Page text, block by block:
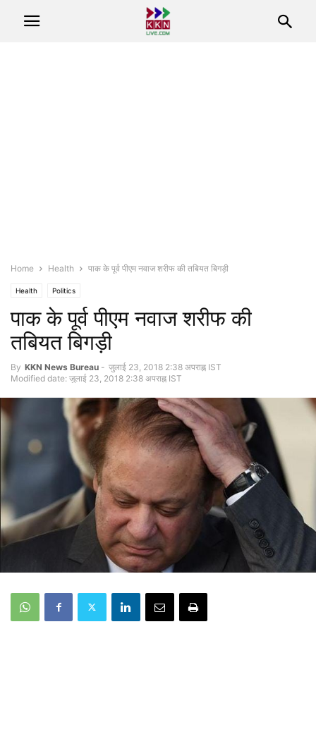
Home Health पाक के पूर्व पीएम नवाज शरीफ की तबियत बिगड़ी
Health Politics
पाक के पूर्व पीएम नवाज शरीफ की
तबियत बिगड़ी
By KKN News Bureau - जुलाई 23, 2018 2:38 अपराह्न IST
Modified date: जुलाई 23, 2018 2:38 अपराह्न IST